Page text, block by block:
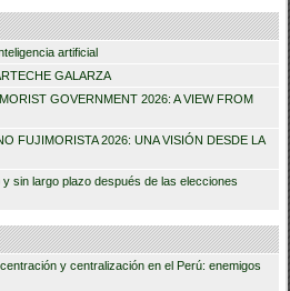
artificial
GALARZA
GOVERNMENT 2026: A VIEW FROM
FUJIMORISTA 2026: UNA VISIÓN DESDE LA
sin largo plazo después de las elecciones
y centralización en el Perú: enemigos